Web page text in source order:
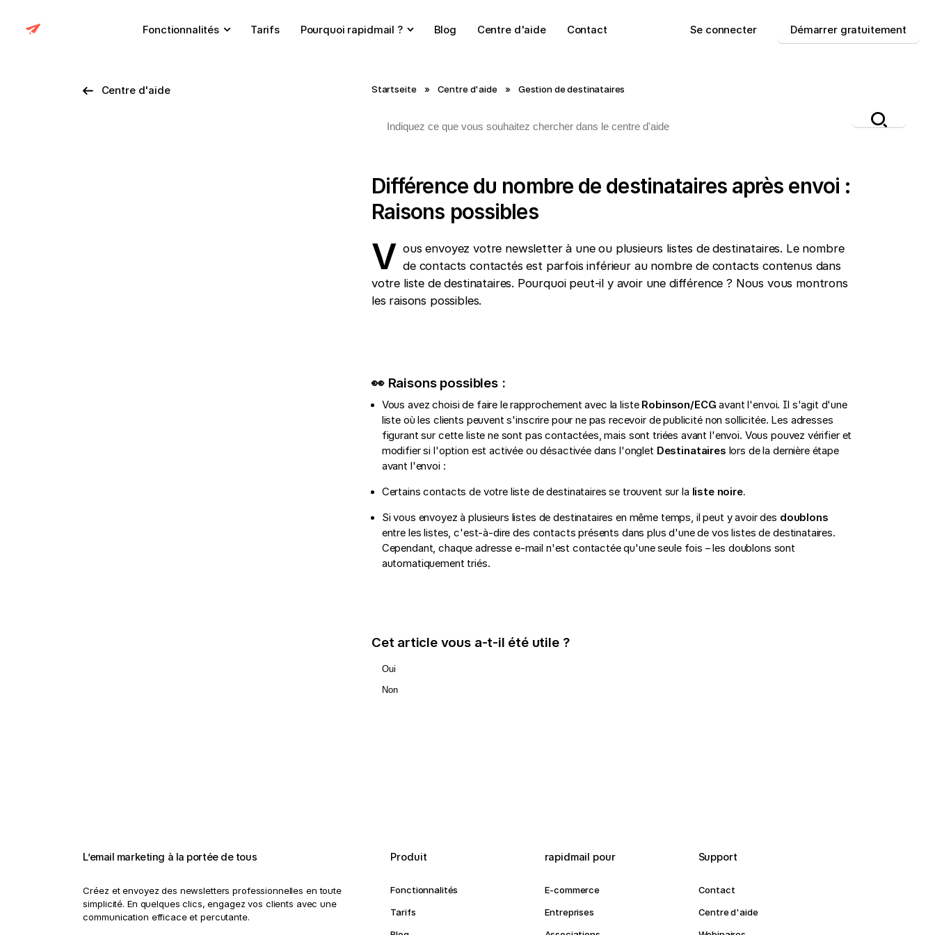
Fonctionnalités Tarifs Pourquoi rapidmail ? Blog Centre d'aide Contact Se connecter Démarrer gratuitement
Centre d'aide Startseite » Centre d'aide » Gestion de destinataires
Différence du nombre de destinataires après envoi :
Raisons possibles
V ous envoyez votre newsletter à une ou plusieurs listes de destinataires. Le nombre
de contacts contactés est parfois inférieur au nombre de contacts contenus dans
votre liste de destinataires. Pourquoi peut-il y avoir une différence ? Nous vous montrons
les raisons possibles.
👀 Raisons possibles :
Vous avez choisi de faire le rapprochement avec la liste Robinson/ECG avant l'envoi. Il s'agit d'une
liste où les clients peuvent s'inscrire pour ne pas recevoir de publicité non sollicitée. Les adresses
figurant sur cette liste ne sont pas contactées, mais sont triées avant l'envoi. Vous pouvez vérifier et
modifier si l'option est activée ou désactivée dans l'onglet Destinataires lors de la dernière étape
avant l'envoi :
Certains contacts de votre liste de destinataires se trouvent sur la liste noire.
Si vous envoyez à plusieurs listes de destinataires en même temps, il peut y avoir des doublons
entre les listes, c'est-à-dire des contacts présents dans plus d'une de vos listes de destinataires.
Cependant, chaque adresse e-mail n'est contactée qu'une seule fois – les doublons sont
automatiquement triés.
Cet article vous a-t-il été utile ?
Oui
Non
L’email marketing à la portée de tous
Créez et envoyez des newsletters professionnelles en toute
simplicité. En quelques clics, engagez vos clients avec une
communication efficace et percutante.
Produit
Fonctionnalités
Tarifs
rapidmail pour
E-commerce
Entreprises
Support
Contact
Centre d'aide